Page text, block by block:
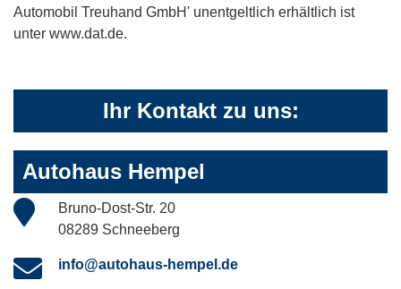
Automobil Treuhand GmbH' unentgeltlich erhältlich ist
unter www.dat.de.
Ihr Kontakt zu uns:
Autohaus Hempel
Bruno-Dost-Str. 20
08289 Schneeberg
info@autohaus-hempel.de